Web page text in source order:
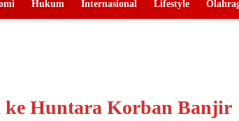
Hukum Internasional Lifestyle
Huntara Korban Banjir